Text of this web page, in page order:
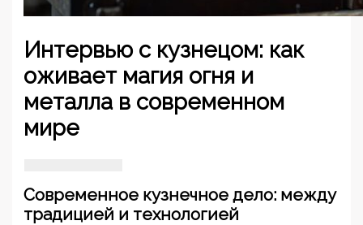
Интервью с кузнецом: как
оживает магия огня и
металла в современном
мире
Современное кузнечное дело: между
традицией и технологией